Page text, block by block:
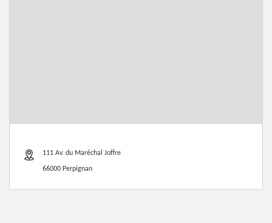
111 Av. du Maréchal Joffre
66000 Perpignan